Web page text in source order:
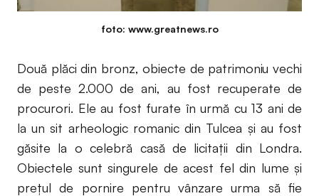
foto: www.greatnews.ro
Două plăci din bronz, obiecte de patrimoniu vechi
de peste 2.000 de ani, au fost recuperate de
procurori. Ele au fost furate în urmă cu 13 ani de
la un sit arheologic romanic din Tulcea şi au fost
găsite la o celebră casă de licitaţii din Londra.
Obiectele sunt singurele de acest fel din lume şi
preţul de pornire pentru vânzare urma să fie